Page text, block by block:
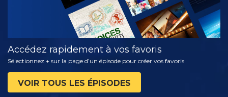
Accédez rapidement à vos favoris
Sélectionnez + sur la page d’un épisode pour créer vos favoris
VOIR TOUS LES ÉPISODES